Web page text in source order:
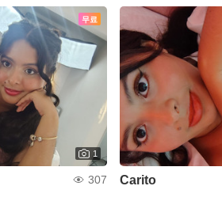
무료
1
307 Carito